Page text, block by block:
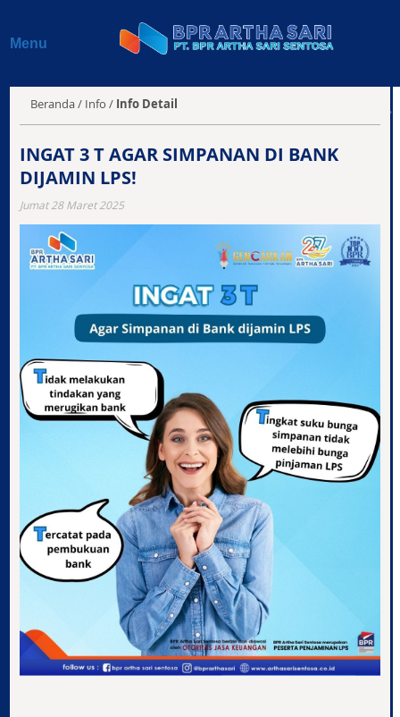
Produk & Layanan
Info BPR
Kontak Kami
Menu
Beranda/ Info / Info Detail
INGAT 3 T AGAR SIMPANAN DI BANK
DIJAMIN LPS!
Jumat 28 Maret 2025